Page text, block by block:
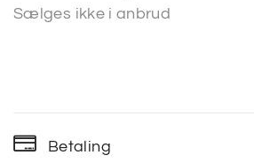
Sælges ikke i anbrud
Betaling